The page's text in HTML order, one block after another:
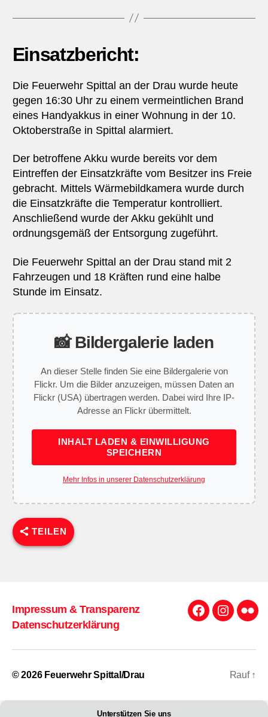
Einsatzbericht:
Die Feuerwehr Spittal an der Drau wurde heute
gegen 16:30 Uhr zu einem vermeintlichen Brand
eines Handyakkus in einer Wohnung in der 10.
Oktoberstraße in Spittal alarmiert.
Der betroffene Akku wurde bereits vor dem
Eintreffen der Einsatzkräfte vom Besitzer ins Freie
gebracht. Mittels Wärmebildkamera wurde durch
die Einsatzkräfte die Temperatur kontrolliert.
Anschließend wurde der Akku gekühlt und
ordnungsgemäß der Entsorgung zugeführt.
Die Feuerwehr Spittal an der Drau stand mit 2
Fahrzeugen und 18 Kräften rund eine halbe
Stunde im Einsatz.
📸 Bildergalerie laden
An dieser Stelle finden Sie eine Bildergalerie von
Flickr. Um die Bilder anzuzeigen, müssen Daten an
Flickr (USA) übertragen werden. Dabei wird Ihre IP-
Adresse an Flickr übermittelt.
INHALT LADEN & EINWILLIGUNG
SPEICHERN
Mehr Infos in unserer Datenschutzerklärung
TEILEN
Impressum & Transparenz
Datenschutzerklärung
Facebook
© 2026 Feuerwehr Spittal/Drau Rauf ↑
Unterstützen Sie uns